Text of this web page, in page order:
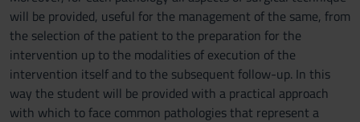
will be provided, useful for the management of the same, from
the selection of the patient to the preparation for the
intervention up to the modalities of execution of the
intervention itself and to the subsequent follow-up. In this
way the student will be provided with a practical approach
with which to face common pathologies that represent a